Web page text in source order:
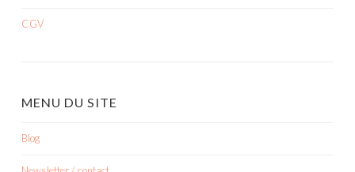
CGV
MENU DU SITE
Blog